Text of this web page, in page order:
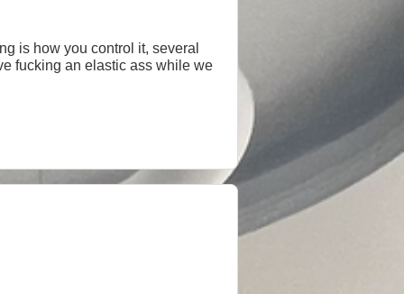
is how you control it, several
fucking an elastic ass while we